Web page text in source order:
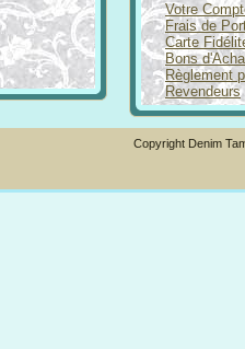
Votre
Frais de
Carte
Bons
Règlement
Revendeurs
Copyright Denim